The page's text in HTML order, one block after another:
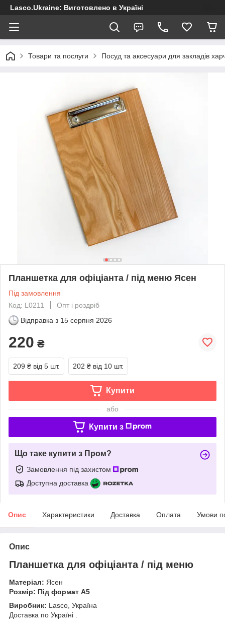
Lasco.Ukraine: Виготовлено в Україні
Товари та послуги Посуд та аксесуари для закладів
Планшетка для офіціанта / під меню Ясен
Під замовлення
Код: L0211
Опт і роздріб
Відправка з 15 серпня 2026
220 ₴
209 ₴ від 5 шт. 202 ₴ від 10 шт.
Купити
або
Купити з
Що таке купити з Пром?
Замовлення під захистом
Доступна доставка
Опис Характеристики Доставка Оплата Умови
Опис
Планшетка для офіціанта / під меню
Матеріал: Ясен
Розмір: Під формат А5
Виробник: Lasco, Україна
Доставка по Україні .